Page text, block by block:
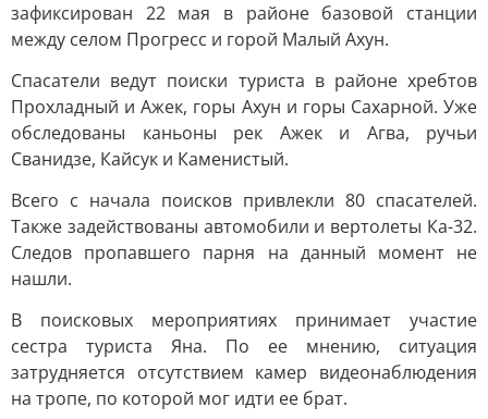
зафиксирован 22 мая в районе базовой станции
между селом Прогресс и горой Малый Ахун.
Спасатели ведут поиски туриста в районе хребтов
Прохладный и Ажек, горы Ахун и горы Сахарной. Уже
обследованы каньоны рек Ажек и Агва, ручьи
Сванидзе, Кайсук и Каменистый.
Всего с начала поисков привлекли 80 спасателей.
Также задействованы автомобили и вертолеты Ка-32.
Следов пропавшего парня на данный момент не
нашли.
В поисковых мероприятиях принимает участие
сестра туриста Яна. По ее мнению, ситуация
затрудняется отсутствием камер видеонаблюдения
на тропе, по которой мог идти ее брат.